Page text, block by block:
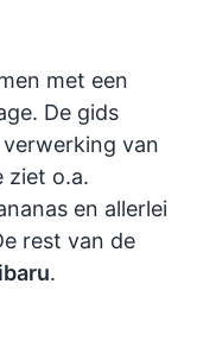
met een
De gids
van
ziet o.a.
en allerlei
rest van de
.